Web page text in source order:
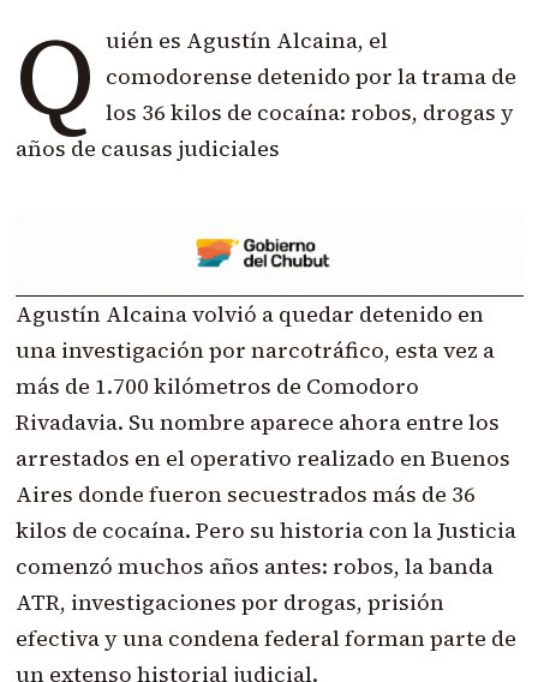
Q uién es Agustín Alcaina, el
comodorense detenido por la trama de
los 36 kilos de cocaína: robos, drogas y
años de causas judiciales
Agustín Alcaina volvió a quedar detenido en
una investigación por narcotráfico, esta vez a
más de 1.700 kilómetros de Comodoro
Rivadavia. Su nombre aparece ahora entre los
arrestados en el operativo realizado en Buenos
Aires donde fueron secuestrados más de 36
kilos de cocaína. Pero su historia con la Justicia
comenzó muchos años antes: robos, la banda
ATR, investigaciones por drogas, prisión
efectiva y una condena federal forman parte de
un extenso historial judicial.